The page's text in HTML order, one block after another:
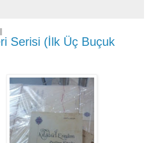
Serisi (İlk Üç Buçuk